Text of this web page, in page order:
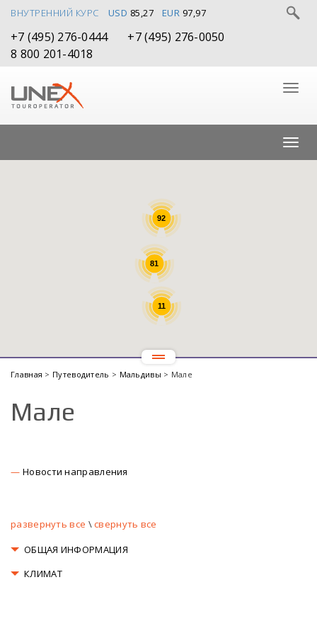
ВНУТРЕННИЙ КУРС USD 85,27 EUR 97,97
+7 (495) 276-0444
+7 (495) 276-0050
8 800 201-4018
81
11
92
Главная > Путеводитель > Мальдивы > Мале
Мале
Новости направления
развернуть все \свернуть все
ОБЩАЯ ИНФОРМАЦИЯ
КЛИМАТ